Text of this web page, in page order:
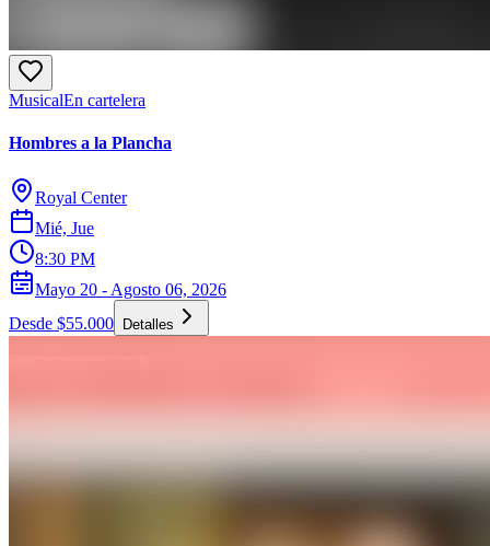
MusicalEn cartelera
Hombres a la Plancha
Royal Center
Mié, Jue
8:30 PM
Mayo 20 - Agosto 06, 2026
Desde $55.000 Detalles